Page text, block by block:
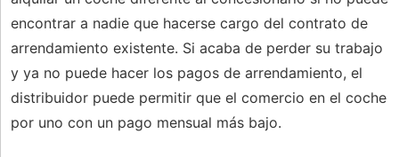
encontrar a nadie que hacerse cargo del contrato de
arrendamiento existente. Si acaba de perder su trabajo
y ya no puede hacer los pagos de arrendamiento, el
distribuidor puede permitir que el comercio en el coche
por uno con un pago mensual más bajo.